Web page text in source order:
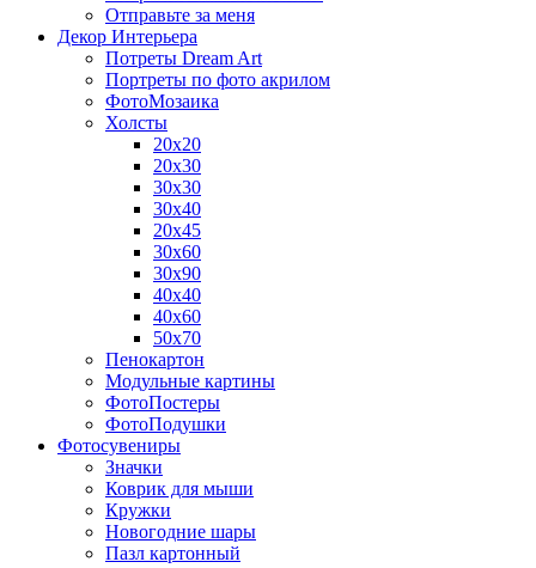
Отправьте за меня
Декор Интерьера
Потреты Dream Art
Портреты по фото акрилом
ФотоМозаика
Холсты
20х20
20х30
30х30
30х40
20х45
30х60
30х90
40х40
40х60
50х70
Пенокартон
Модульные картины
ФотоПостеры
ФотоПодушки
Фотоcувениры
Значки
Коврик для мыши
Кружки
Новогодние шары
Пазл картонный